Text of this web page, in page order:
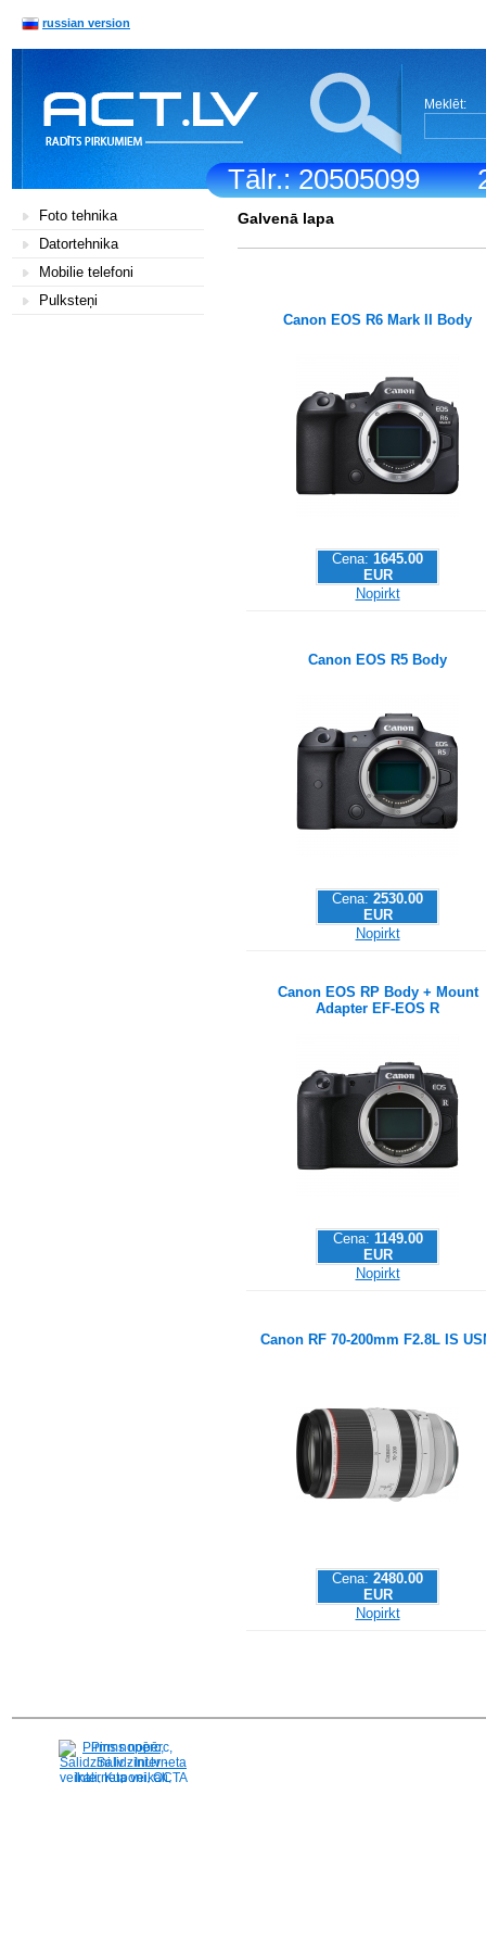
Tālr.: 20505099
russian version
Meklēt:
Foto tehnika
Datortehnika
Mobilie telefoni
Pulksteņi
Galvenā lapa
Canon EOS R6 Mark II Body
Cena: 1645.00
EUR
Nopirkt
Canon EOS R5 Body
Cena: 2530.00
EUR
Nopirkt
Canon EOS RP Body + Mount
Adapter EF-EOS R
Cena: 1149.00
EUR
Nopirkt
Canon RF 70-200mm F2.8L IS
Cena: 2480.00
EUR
Nopirkt
Pirms nopērc,
Salidzini.lv - Interneta
veikali, Kuponi, OCTA